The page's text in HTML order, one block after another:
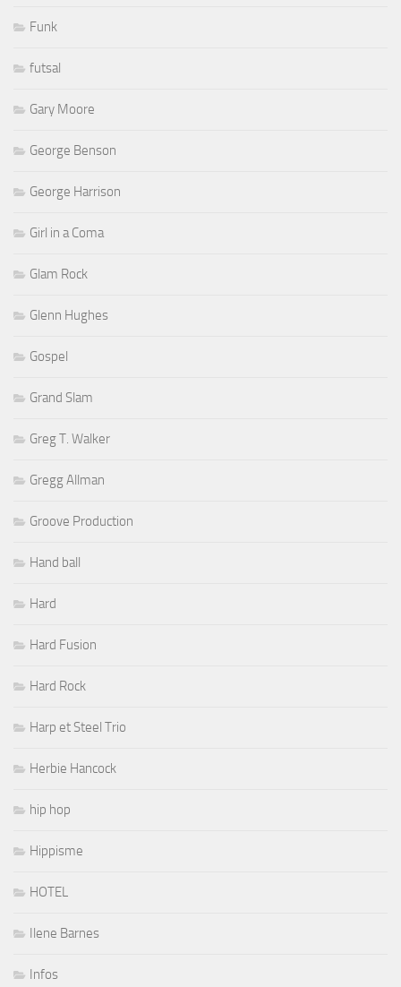
Funk
futsal
Gary Moore
George Benson
George Harrison
Girl in a Coma
Glam Rock
Glenn Hughes
Gospel
Grand Slam
Greg T. Walker
Gregg Allman
Groove Production
Hand ball
Hard
Hard Fusion
Hard Rock
Harp et Steel Trio
Herbie Hancock
hip hop
Hippisme
HOTEL
Ilene Barnes
Infos